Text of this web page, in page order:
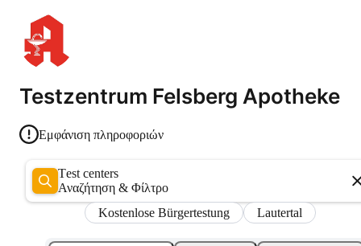
Testzentrum Felsberg Apotheke
Εμφάνιση πληροφοριών
Test centers
Αναζήτηση & Φίλτρο
Kostenlose Bürgertestung
Lautertal